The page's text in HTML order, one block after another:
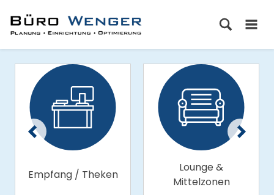
Empfang / Theken
Lounge &
Mittelzonen